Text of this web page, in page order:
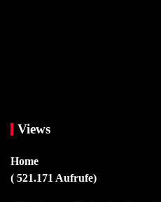
Views
Home
( 521.171 Aufrufe)